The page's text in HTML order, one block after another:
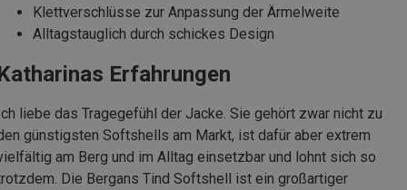
Klettverschlüsse zur Anpassung der Ärmelweite
Alltagstauglich durch schickes Design
Erfahrungen
liebe das Tragegefühl der Jacke. Sie gehört zwar nicht zu
günstigsten Softshells am Markt, ist dafür aber extrem
am Berg und im Alltag einsetzbar und lohnt sich so
Die Bergans Tind Softshell ist ein großartiger